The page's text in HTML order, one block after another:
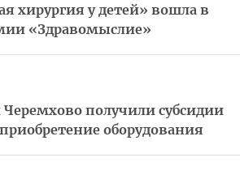
хирургия у детей» вошла в
«Здравомыслие»
получили субсидии
оборудования